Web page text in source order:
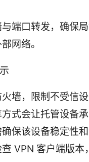
端口转发，确保
网络。
墙，限制不受信设
式会让托管设备
保该设备稳定性和
VPN 客户端版本